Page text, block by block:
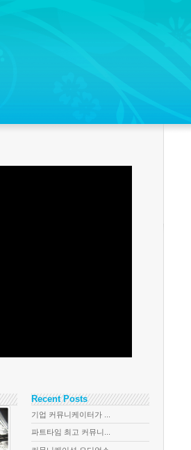
Recent Posts
기업 커뮤니케이터가 ...
파트타임 최고 커뮤니...